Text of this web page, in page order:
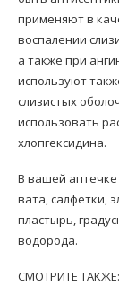
применяют в
воспалении
а также при
используют
слизистых
использовать
хлопгексидина.
В вашей
вата, салфетки,
пластырь,
водорода.
СМОТРИТЕ ТАКЖЕ: